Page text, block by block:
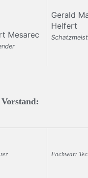
Mesarec
Gerald
Helfert
Fachwart